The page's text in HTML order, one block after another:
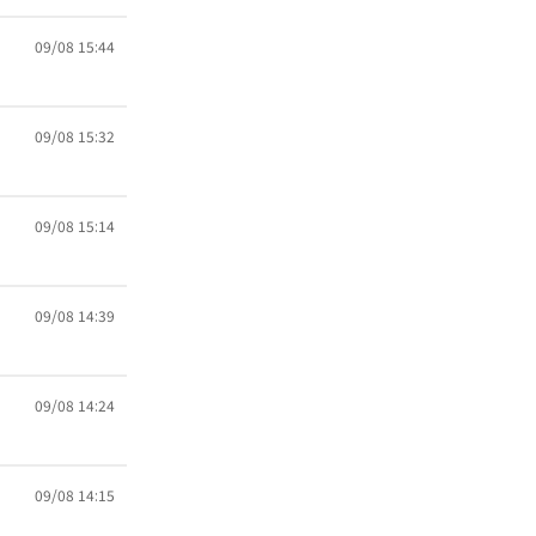
09/08 15:44
09/08 15:32
09/08 15:14
09/08 14:39
09/08 14:24
09/08 14:15